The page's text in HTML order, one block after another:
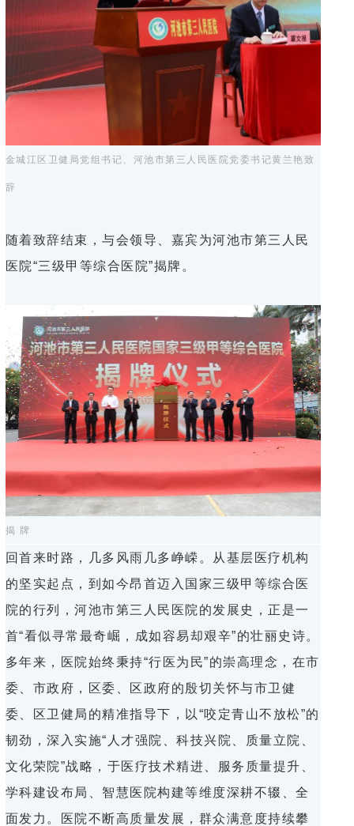
金城江区卫健局党组书记、河池市第三人民医院党委书记黄兰艳致
辞
随着致辞结束，与会领导、嘉宾为河池市第三人民
医院“三级甲等综合医院”揭牌。
揭 牌
回首来时路，几多风雨几多峥嵘。从基层医疗机构
的坚实起点，到如今昂首迈入国家三级甲等综合医
院的行列，河池市第三人民医院的发展史，正是一
首“看似寻常最奇崛，成如容易却艰辛”的壮丽史诗。
多年来，医院始终秉持“行医为民”的崇高理念，在市
委、市政府，区委、区政府的殷切关怀与市卫健
委、区卫健局的精准指导下，以“咬定青山不放松”的
韧劲，深入实施“人才强院、科技兴院、质量立院、
文化荣院”战略，于医疗技术精进、服务质量提升、
学科建设布局、智慧医院构建等维度深耕不辍、全
面发力。医院不断高质量发展，群众满意度持续攀